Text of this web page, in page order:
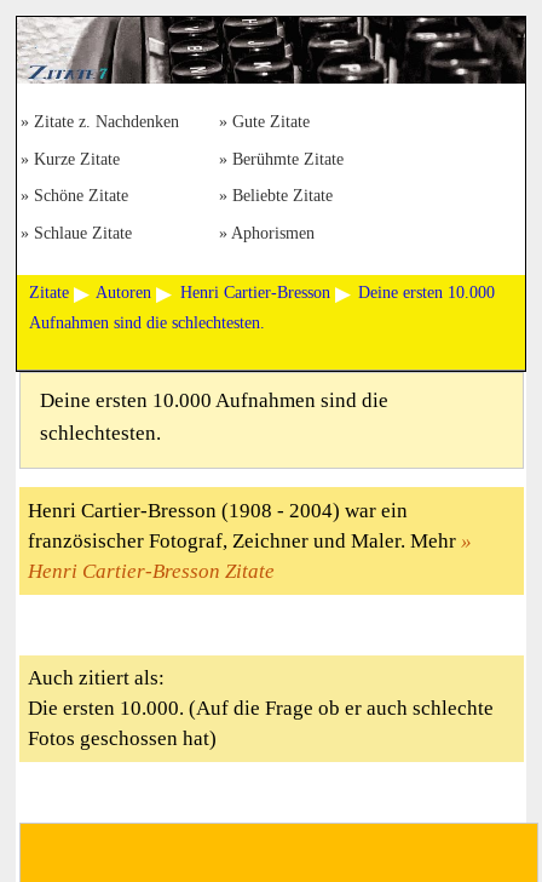
Zitate z. Nachdenken Gute Zitate
Kurze Zitate Berühmte Zitate
Schöne Zitate Beliebte Zitate
Schlaue Zitate Aphorismen
Zitate Autoren Henri Cartier-Bresson
Deine ersten 10.000
Aufnahmen sind die schlechtesten.
Deine ersten 10.000 Aufnahmen sind die
schlechtesten.
Henri Cartier-Bresson (1908 - 2004) war ein
französischer Fotograf, Zeichner und Maler. Mehr
Henri Cartier-Bresson Zitate
Auch zitiert als:
Die ersten 10.000. (Auf die Frage ob er auch schlechte
Fotos geschossen hat)